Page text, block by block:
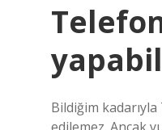
Bildiğim